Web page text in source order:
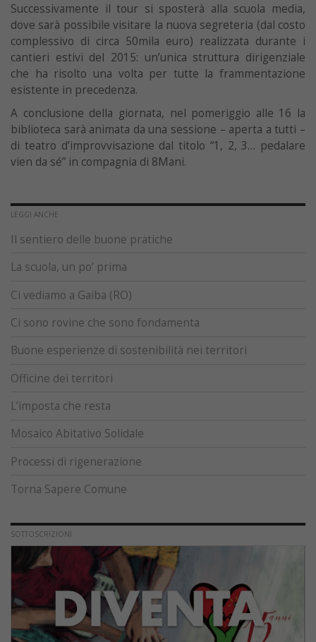
Successivamente il tour si sposterà alla scuola media,
dove sarà possibile visitare la nuova segreteria (dal costo
complessivo di circa 50mila euro) realizzata durante i
cantieri estivi del 2015: un’unica struttura dirigenziale
che ha risolto una volta per tutte la frammentazione
esistente in precedenza.
A conclusione della giornata, nel pomeriggio alle 16 la
biblioteca sarà animata da una sessione – aperta a tutti –
di teatro d’improvvisazione dal titolo “1, 2, 3… pedalare
vien da sé” in compagnia di 8Mani.
LEGGI ANCHE
Il sentiero delle buone pratiche
La scuola, un po’ prima
Ci vediamo a Gaiba (RO)
Ci sono rovine che sono fondamenta
Buone esperienze di sostenibilità nei territori
Officine dei territori
L’imposta che resta
Mosaico Abitativo Solidale
Processi di rigenerazione
Torna Sapere Comune
SOTTOSCRIZIONI